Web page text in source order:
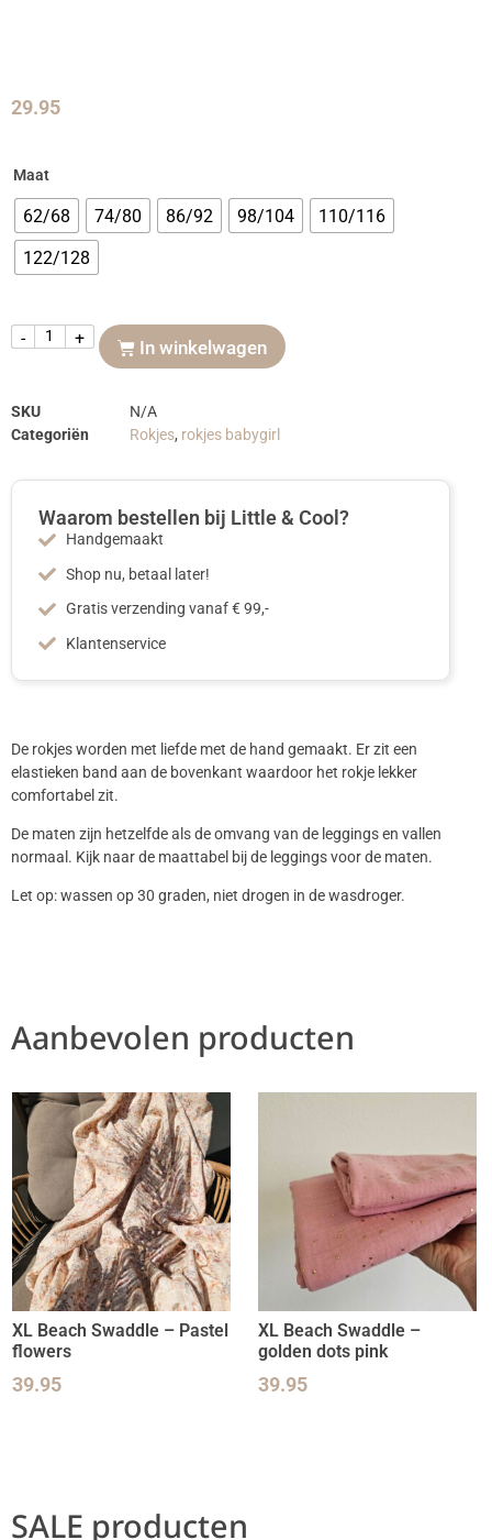
29.95
Maat
62/68 74/80 86/92 98/104
110/116
122/128
- + In winkelwagen
SKU
N/A
Categoriën
Rokjes, rokjes babygirl
Waarom bestellen bij Little & Cool?
Handgemaakt
Shop nu, betaal later!
Gratis verzending vanaf € 99,-
Klantenservice
De rokjes worden met liefde met de hand gemaakt. Er zit een
elastieken band aan de bovenkant waardoor het rokje lekker
comfortabel zit.
De maten zijn hetzelfde als de omvang van de leggings en vallen
normaal. Kijk naar de maattabel bij de leggings voor de maten.
Let op: wassen op 30 graden, niet drogen in de wasdroger.
Aanbevolen producten
XL Beach Swaddle – Pastel
flowers
39.95
XL Beach Swaddle –
golden dots pink
39.95
SALE producten